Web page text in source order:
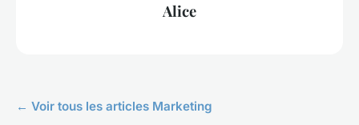
Alice
← Voir tous les articles Marketing